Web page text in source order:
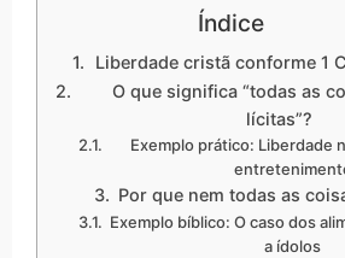
Índice
Liberdade cristã conforme 1
O que significa “todas as
lícitas”?
Exemplo prático: Liberdade
Por que nem todas as
Exemplo bíblico: O caso dos
a ídolos